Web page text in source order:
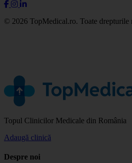
© 2026 TopMedical.ro. Toate drepturile
Topul Clinicilor Medicale din România
Adaugă clinică
Despre noi